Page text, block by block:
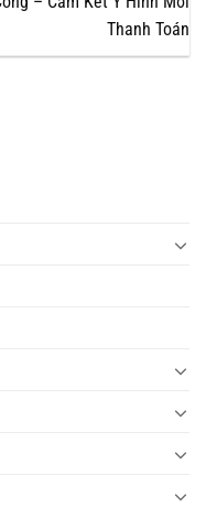
Thanh Toán